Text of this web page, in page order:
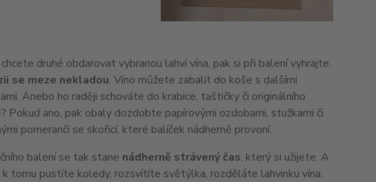
druhé obdarovat vybranou lahví vína, pak si při balení vyhrajte.
se meze nekladou. Víno můžete zabalit do koše s dalšími
Anebo ho raději schováte do krabice, taštičky či originálního
Pokud ano, pak obaly dozdobte papírovými ozdobami, stužkami či
pomeranči se skořicí, které balíček nádherně provoní.
balení se tak stane nádherně strávený čas, který si užijete. A
k tomu pustíte koledy, rozsvítíte světýlka, rozděláte lahvinku vína,